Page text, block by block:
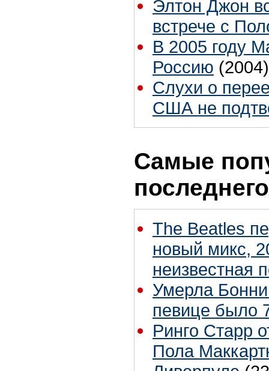
Элтон Джон
встрече с
В 2005 году
Россию (2004)
Слухи о
США не
Самые
The Beatles
новый микс,
неизвестная
Умерла
певице было
Ринго Старр
Пола